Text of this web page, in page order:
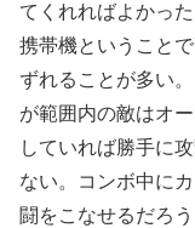
てくれればよかった
携帯機ということ
ずれることが多い
が範囲内の敵はオ
していれば勝手に
ない。コンボ中に
闘をこなせるだろ